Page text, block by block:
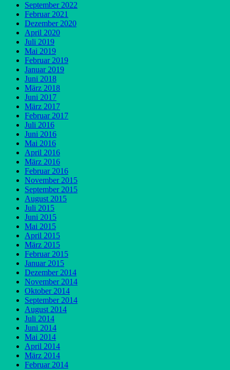
September 2022
Februar 2021
Dezember 2020
April 2020
Juli 2019
Mai 2019
Februar 2019
Januar 2019
Juni 2018
März 2018
Juni 2017
März 2017
Februar 2017
Juli 2016
Juni 2016
Mai 2016
April 2016
März 2016
Februar 2016
November 2015
September 2015
August 2015
Juli 2015
Juni 2015
Mai 2015
April 2015
März 2015
Februar 2015
Januar 2015
Dezember 2014
November 2014
Oktober 2014
September 2014
August 2014
Juli 2014
Juni 2014
Mai 2014
April 2014
März 2014
Februar 2014